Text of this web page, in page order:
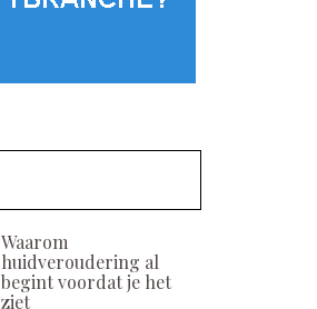
Waarom
huidveroudering al
begint voordat je het
ziet